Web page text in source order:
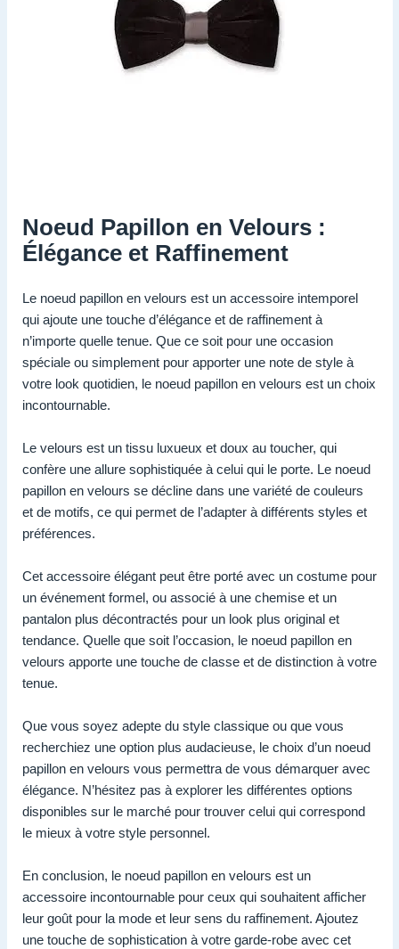
Noeud Papillon en Velours :
Élégance et Raffinement
Le noeud papillon en velours est un accessoire intemporel
qui ajoute une touche d’élégance et de raffinement à
n’importe quelle tenue. Que ce soit pour une occasion
spéciale ou simplement pour apporter une note de style à
votre look quotidien, le noeud papillon en velours est un choix
incontournable.
Le velours est un tissu luxueux et doux au toucher, qui
confère une allure sophistiquée à celui qui le porte. Le noeud
papillon en velours se décline dans une variété de couleurs
et de motifs, ce qui permet de l’adapter à différents styles et
préférences.
Cet accessoire élégant peut être porté avec un costume pour
un événement formel, ou associé à une chemise et un
pantalon plus décontractés pour un look plus original et
tendance. Quelle que soit l’occasion, le noeud papillon en
velours apporte une touche de classe et de distinction à votre
tenue.
Que vous soyez adepte du style classique ou que vous
recherchiez une option plus audacieuse, le choix d’un noeud
papillon en velours vous permettra de vous démarquer avec
élégance. N’hésitez pas à explorer les différentes options
disponibles sur le marché pour trouver celui qui correspond
le mieux à votre style personnel.
En conclusion, le noeud papillon en velours est un
accessoire incontournable pour ceux qui souhaitent afficher
leur goût pour la mode et leur sens du raffinement. Ajoutez
une touche de sophistication à votre garde-robe avec cet